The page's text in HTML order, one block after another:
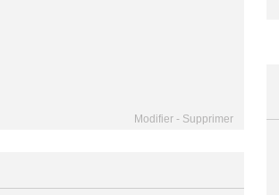
Modifier - Supprimer